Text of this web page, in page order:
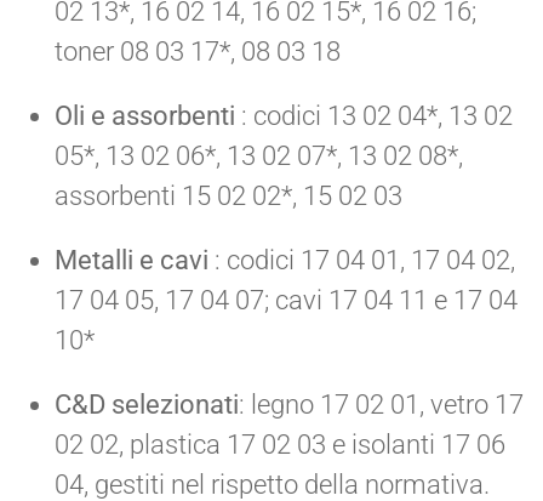
02 13*, 16 02 14, 16 02 15*, 16 02 16;
toner 08 03 17*, 08 03 18
Oli e assorbenti : codici 13 02 04*, 13 02
05*, 13 02 06*, 13 02 07*, 13 02 08*,
assorbenti 15 02 02*, 15 02 03
Metalli e cavi : codici 17 04 01, 17 04 02,
17 04 05, 17 04 07; cavi 17 04 11 e 17 04
10*
C&D selezionati: legno 17 02 01, vetro 17
02 02, plastica 17 02 03 e isolanti 17 06
04, gestiti nel rispetto della normativa.